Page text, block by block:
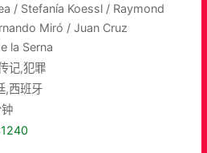
/ Stefanía Koessl / Raymond
Miró / Juan Cruz
la Serna
记,犯罪
,西班牙